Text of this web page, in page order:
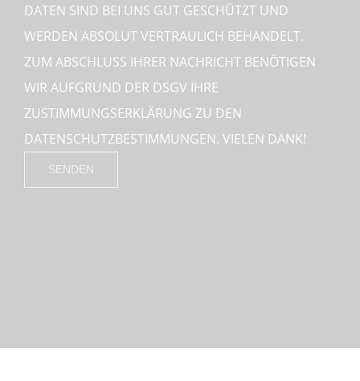
DATEN SIND BEI UNS GUT GESCHÜTZT UND
WERDEN ABSOLUT VERTRAULICH BEHANDELT.
ZUM ABSCHLUSS IHRER NACHRICHT BENÖTIGEN
WIR AUFGRUND DER DSGV IHRE
ZUSTIMMUNGSERKLÄRUNG ZU DEN
DATENSCHUTZBESTIMMUNGEN. VIELEN DANK!